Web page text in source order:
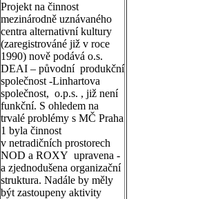
Projekt na činnost
mezinárodně uznávaného
centra alternativní kultury
(zaregistrováné již v roce
1990) nově podává o.s.
DEAI – původní produkční
společnost -Linhartova
společnost, o.p.s. , již není
funkční. S ohledem na
trvalé problémy s MČ Praha
1 byla činnost
v netradičních prostorech
NOD a ROXY upravena -
a zjednodušena organizační
struktura. Nadále by měly
být zastoupeny aktivity